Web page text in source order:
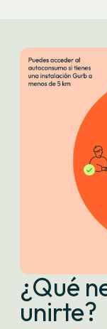
ninguna cifra en
Durante el
participantes del
media, 10% de
la cuota
más su consumo
ahorro del 25%
¿Qué
unirte?